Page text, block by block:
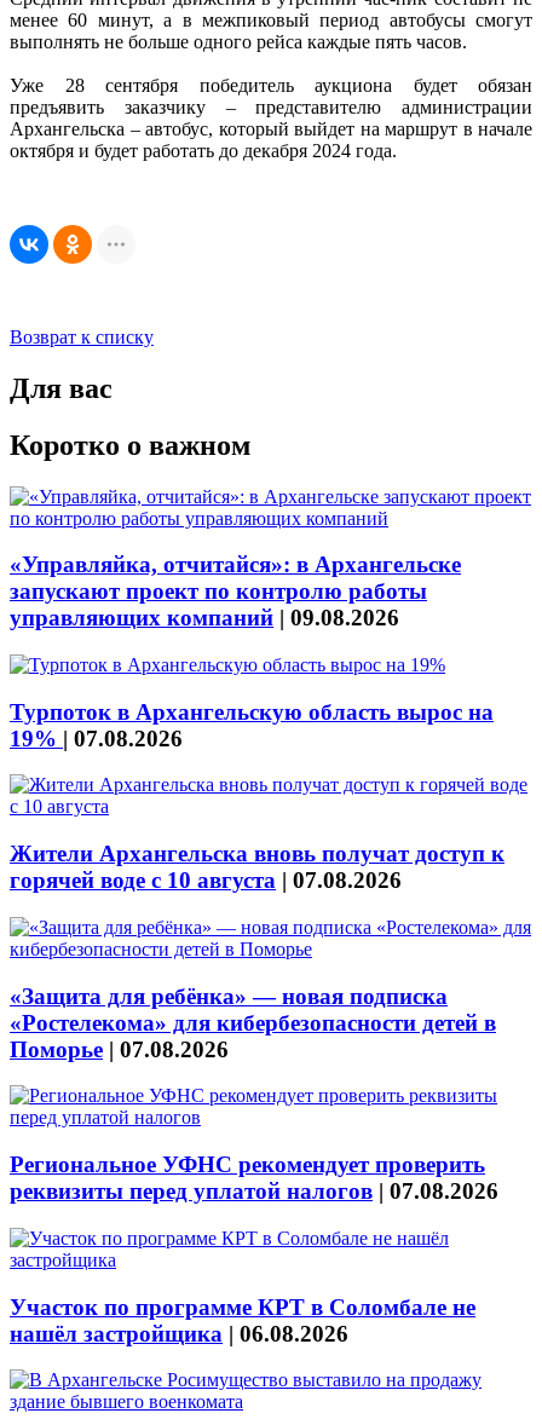
менее 60 минут, а в межпиковый период автобусы смогут
выполнять не больше одного рейса каждые пять часов.
Уже 28 сентября победитель аукциона будет обязан
предъявить заказчику – представителю администрации
Архангельска – автобус, который выйдет на маршрут в начале
октября и будет работать до декабря 2024 года.
Возврат к списку
Для вас
Коротко о важном
«Управляйка, отчитайся»: в Архангельске
запускают проект по контролю работы
управляющих компаний | 09.08.2026
Турпоток в Архангельскую область вырос на
19% | 07.08.2026
Жители Архангельска вновь получат доступ к
горячей воде с 10 августа | 07.08.2026
«Защита для ребёнка» — новая подписка
«Ростелекома» для кибербезопасности детей в
Поморье | 07.08.2026
Региональное УФНС рекомендует проверить
реквизиты перед уплатой налогов | 07.08.2026
Участок по программе КРТ в Соломбале не
нашёл застройщика | 06.08.2026